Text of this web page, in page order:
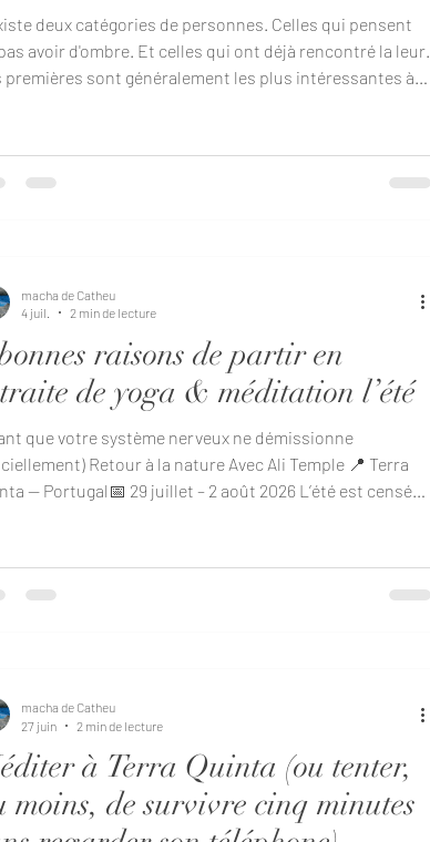
deux catégories de personnes. Celles qui pensent
avoir d'ombre. Et celles qui ont déjà rencontré la leur.
premières sont généralement les plus intéressantes à
ou avec une version maléfique de vous-même
son heure. C'est beaucoup plus subtil. Et
raisons de partir en
de yoga & méditation l’été
que votre système nerveux ne démissionne
Retour à la nature Avec Ali Temple 📍 Terra
— Portugal📅 29 juillet – 2 août 2026 L’été est censé
en maillot de bain, réserver des vacances censées
relaxantes mais organisées comme une opération
macha de Catheu
4 juil.
2 min de lecture
à Terra Quinta (ou tenter,
moins, de survivre cinq minutes
macha de Catheu
27 juin
2 min de lecture